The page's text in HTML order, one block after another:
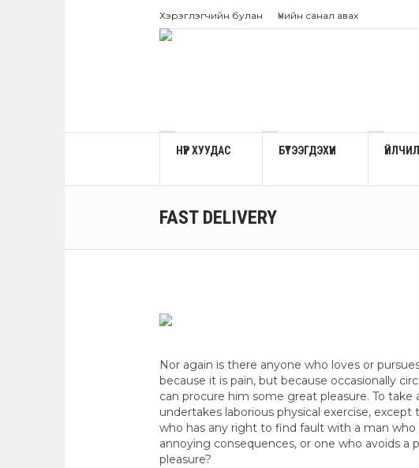
Хэрэглэгчийн булан Үнийн санал авах
НҮҮР ХУУДАС БҮТЭЭГДЭХҮҮН
FAST DELIVERY
Nor again is there anyone who loves or
because it is pain, but because occasionally
can procure him some great pleasure. To take
undertakes laborious physical exercise,
who has any right to find fault with a man
annoying consequences, or one who avoids a
pleasure?